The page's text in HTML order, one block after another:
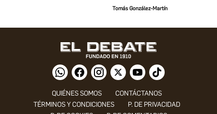
Tomás González-Martín
QUIÉNES SOMOS
CONTÁCTANOS
TÉRMINOS Y CONDICIONES
P. DE PRIVACIDAD